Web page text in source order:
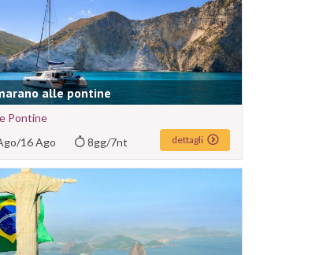
alle pontine
Pontine
/16 Ago 8gg/7nt dettagli